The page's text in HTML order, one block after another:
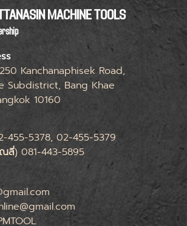
MACHINE TOOLS
Kanchanaphisek Road,
Subdistrict, Bang Khae
10160
455-5378, 02-455-5379
ลี่) 081-443-5895